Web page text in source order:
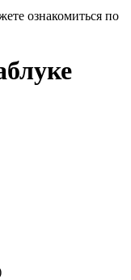
ознакомиться по